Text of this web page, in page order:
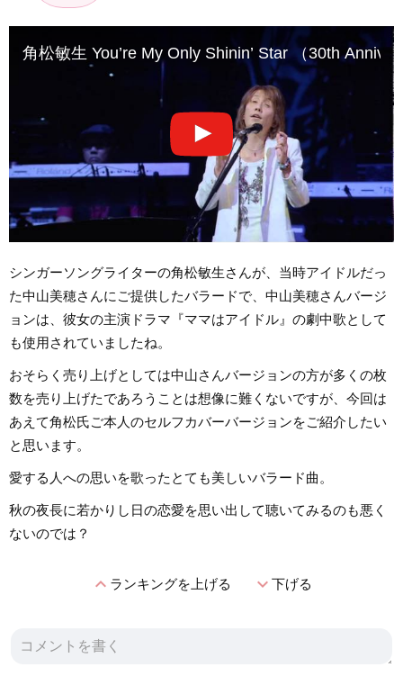
角松敏生 You’re My Only Shinin’ Star （30th
シンガーソングライターの角松敏生さんが、当時アイドルだっ
た中山美穂さんにご提供したバラードで、中山美穂さんバージ
ョンは、彼女の主演ドラマ『ママはアイドル』の劇中歌として
も使用されていましたね。
おそらく売り上げとしては中山さんバージョンの方が多くの枚
数を売り上げたであろうことは想像に難くないですが、今回は
あえて角松氏ご本人のセルフカバーバージョンをご紹介したい
と思います。
愛する人への思いを歌ったとても美しいバラード曲。
秋の夜長に若かりし日の恋愛を思い出して聴いてみるのも悪く
ないのでは？
expand_lessランキングを上げる expand_more下げる